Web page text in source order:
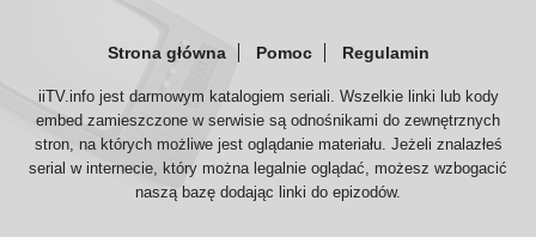
Strona główna Pomoc Regulamin
iiTV.info jest darmowym katalogiem seriali. Wszelkie linki lub kody
embed zamieszczone w serwisie są odnośnikami do zewnętrznych
stron, na których możliwe jest oglądanie materiału. Jeżeli znalazłeś
serial w internecie, który można legalnie oglądać, możesz wzbogacić
naszą bazę dodając linki do epizodów.